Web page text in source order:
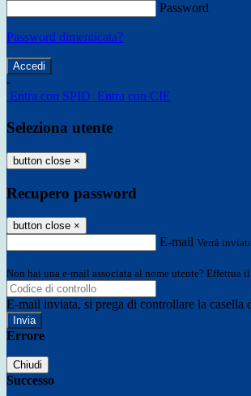
Password
Password dimenticata?
-
Entra con SPID Entra con CIE
Seleziona utente
button close ×
Recupero password
button close ×
E-mail Verrà
Non hai una e-mail associata al nome utente? Effettua
E-mail inviata, si prega di controllare la casella
Errore
Chiudi
Successo